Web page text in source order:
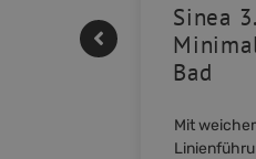
Sinea
Bad
Mit